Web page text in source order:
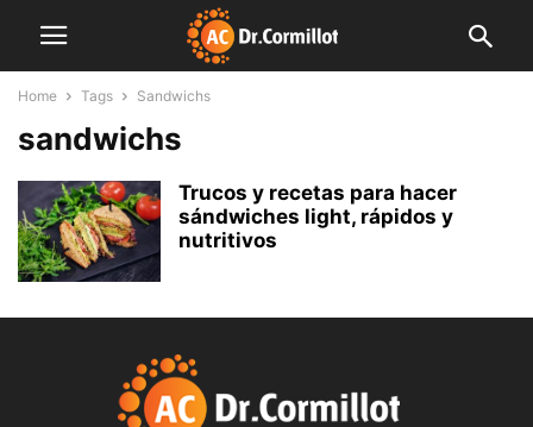
Home Tags Sandwichs
sandwichs
Trucos y recetas para hacer
sándwiches light, rápidos y
nutritivos